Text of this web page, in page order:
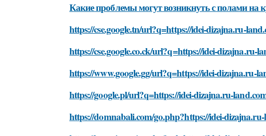
Какие проблемы могут возникнуть с полами на
https://cse.google.tn/url?q=https://idei-dizajna.ru-
https://cse.google.co.ck/url?q=https://idei-
https://www.google.gg/url?q=https://idei-dizajna.ru-
https://google.pl/url?q=https://idei-dizajna.ru-
https://domnabali.com/go.php?https://idei-